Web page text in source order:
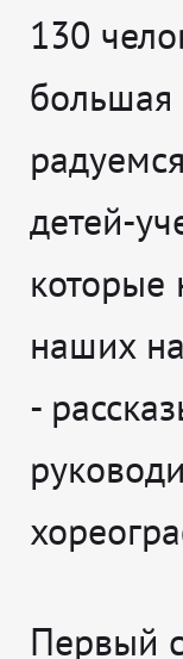
130
детей-
которые
наших
-
Первый